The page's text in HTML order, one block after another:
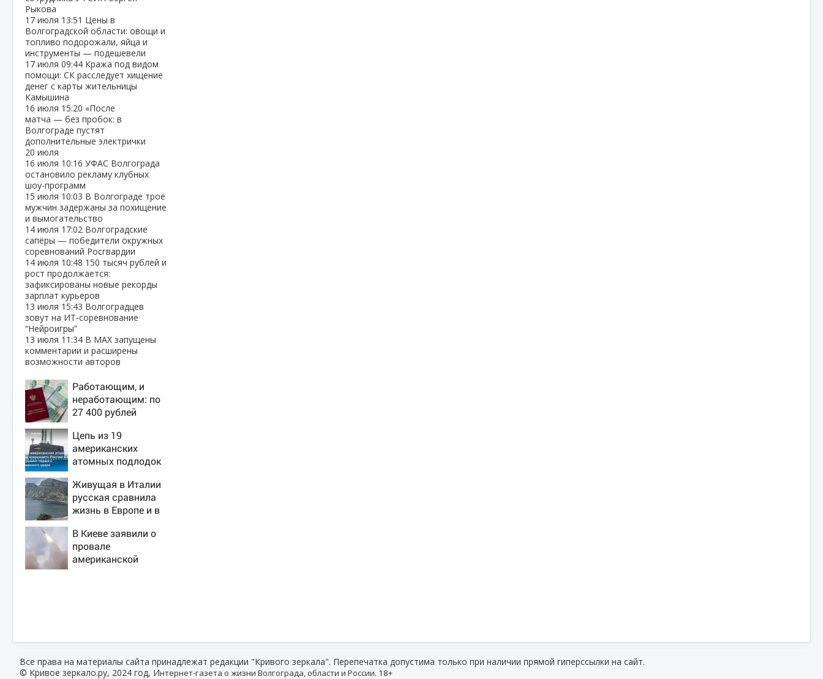
Рыкова
17 июля 13:51 Цены в
Волгоградской области: овощи и
топливо подорожали, яйца и
инструменты — подешевели
17 июля 09:44 Кража под видом
помощи: СК расследует хищение
денег с карты жительницы
Камышина
16 июля 15:20 «После
матча — без пробок: в
Волгограде пустят
дополнительные электрички
20 июля
16 июля 10:16 УФАС Волгограда
остановило рекламу клубных
шоу‑программ
15 июля 10:03 В Волгограде трое
мужчин задержаны за похищение
и вымогательство
14 июля 17:02 Волгоградские
сапёры — победители окружных
соревнований Росгвардии
14 июля 10:48 150 тысяч рублей и
рост продолжается:
зафиксированы новые рекорды
зарплат курьеров
13 июля 15:43 Волгоградцев
зовут на ИТ‑соревнование
“Нейроигры”
13 июля 11:34 В МАХ запущены
комментарии и расширены
возможности авторов
Работающим, и
неработающим: по
27 400 рублей
в сентябре -
PrimaMedia.ru
Цепь из 19
американских
атомных подлодок
и Китай: это
инструмент первого
массированного
Живущая в Италии
русская сравнила
жизнь в Европе и в
В Киеве заявили о
провале
американской
Все права на материалы сайта принадлежат редакции "Кривого зеркала". Перепечатка допустима только при наличии прямой гиперссылки на сайт.
© Кривое зеркало.ру, 2024 год, Интернет-газета о жизни Волгограда, области и России. 18+